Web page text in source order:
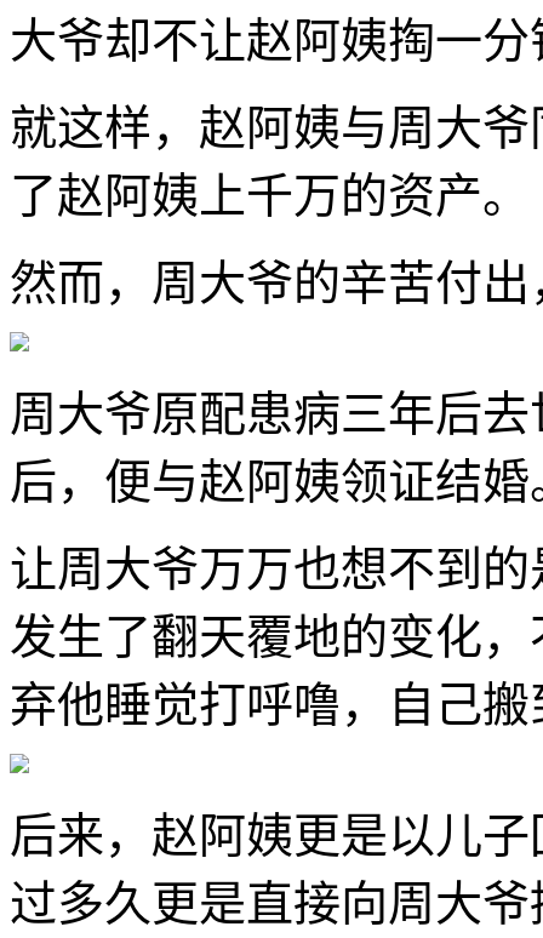
大爷却不让赵阿姨掏一
就这样，赵阿姨与周大
了赵阿姨上千万的资产。
然而，周大爷的辛苦付
周大爷原配患病三年后
后，便与赵阿姨领证结婚
让周大爷万万也想不到
发生了翻天覆地的变化
弃他睡觉打呼噜，自己
后来，赵阿姨更是以儿
过多久更是直接向周大